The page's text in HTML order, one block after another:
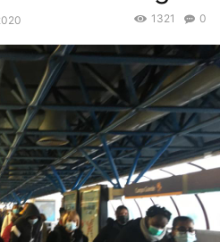
0
1321